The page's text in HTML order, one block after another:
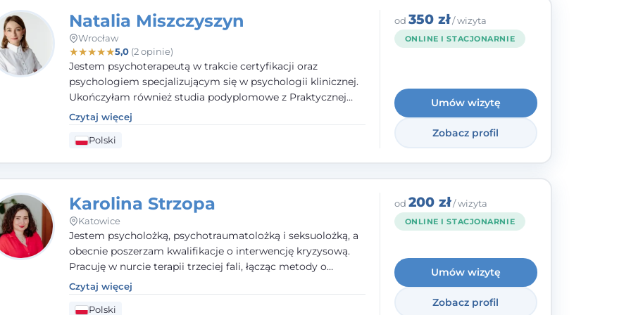
Natalia Miszczyszyn
Wrocław
★★★★★5,0(2 opinie)
Jestem psychoterapeutą w trakcie certyfikacji oraz
psychologiem specjalizującym się w psychologii klinicznej.
Ukończyłam również studia podyplomowe z Praktycznej
Diagnozy Psychologicznej. Aktywnie uczestniczę w
działalności Polskiego Towarzystwa Psychiatrycznego oraz
Polskiego Towarzystwa Psychologicznego, a także jestem
Czytaj więcej
Polski
od 350 zł/ wizyta
ONLINE I STACJONARNIE
Umów wizytę
Zobacz profil
Karolina Strzopa
Katowice
Jestem psycholożką, psychotraumatolożką i seksuolożką, a
obecnie poszerzam kwalifikacje o interwencję kryzysową.
Pracuję w nurcie terapii trzeciej fali, łącząc metody o
potwierdzonej skuteczności. Towarzyszę młodzieży,
dorosłym i parom w radzeniu sobie z bolesnymi
Czytaj więcej
Polski
od 200 zł/ wizyta
ONLINE I STACJONARNIE
Umów wizytę
Zobacz profil